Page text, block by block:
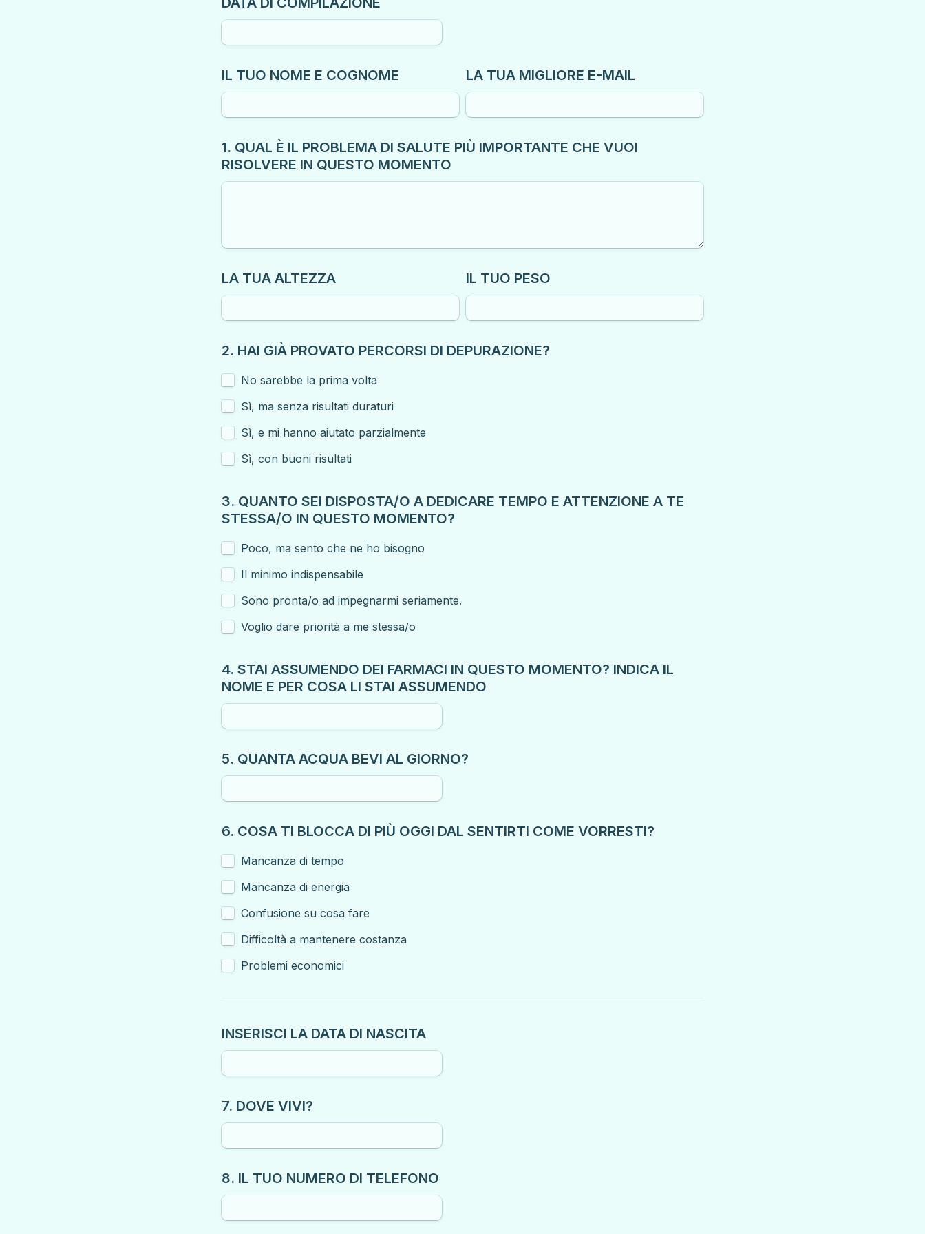
IL TUO NOME E COGNOME LA TUA MIGLIORE E-MAIL
1. QUAL È IL PROBLEMA DI SALUTE PIÙ IMPORTANTE CHE VUOI
RISOLVERE IN QUESTO MOMENTO
LA TUA ALTEZZA IL TUO PESO
2. HAI GIÀ PROVATO PERCORSI DI DEPURAZIONE?
Sì, ma senza risultati duraturi
Sì, e mi hanno aiutato parzialmente
Sì, con buoni risultati
3. QUANTO SEI DISPOSTA/O A DEDICARE TEMPO E ATTENZIONE A TE
STESSA/O IN QUESTO MOMENTO?
Poco, ma sento che ne ho bisogno
Il minimo indispensabile
Sono pronta/o ad impegnarmi seriamente.
Voglio dare priorità a me stessa/o
4. STAI ASSUMENDO DEI FARMACI IN QUESTO MOMENTO? INDICA IL
NOME E PER COSA LI STAI ASSUMENDO
5. QUANTA ACQUA BEVI AL GIORNO?
6. COSA TI BLOCCA DI PIÙ OGGI DAL SENTIRTI COME VORRESTI?
Mancanza di tempo
Mancanza di energia
Confusione su cosa fare
Difficoltà a mantenere costanza
INSERISCI LA DATA DI NASCITA
7. DOVE VIVI?
8. IL TUO NUMERO DI TELEFONO